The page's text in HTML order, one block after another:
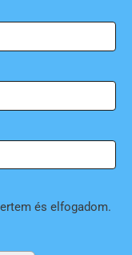
és elfogadom.